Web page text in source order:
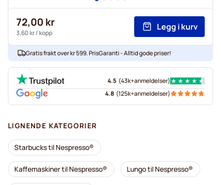
72,00 kr
3,60 kr/ kopp
Legg i kurv
Gratis frakt over kr 599. PrisGaranti - Alltid gode priser!
4.5 (43k+anmeldelser)
4.8 (125k+anmeldelser)
LIGNENDE KATEGORIER
Starbucks til Nespresso®
Kaffemaskiner til Nespresso® Lungo til Nespresso®